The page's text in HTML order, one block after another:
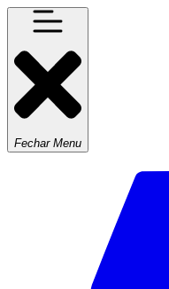
Fechar Menu